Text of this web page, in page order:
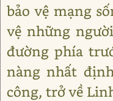
bảo vệ mạng
vệ những
đường phía
nàng nhất
công, trở về